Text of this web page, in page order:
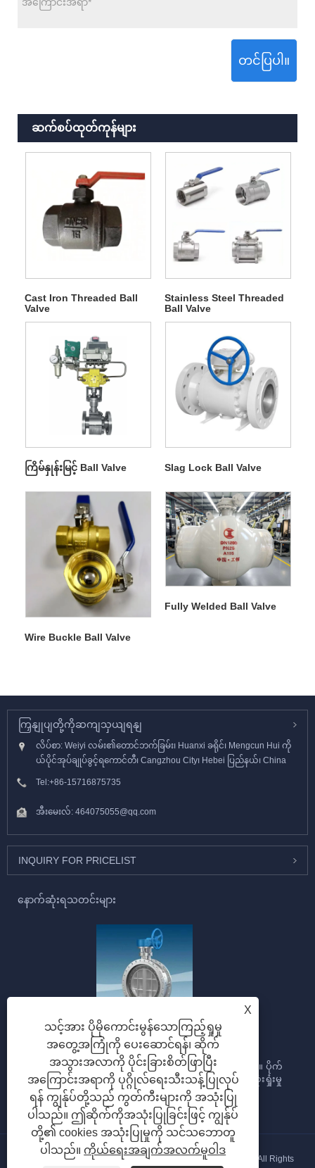
တင်ပြပါ။
ဆက်စပ်ထုတ်ကုန်များ
Cast Iron Threaded Ball
Valve
Stainless Steel Threaded
Ball Valve
ကြိမ်နှုန်းမြင့် Ball Valve Slag Lock Ball Valve
Wire Buckle Ball Valve
Fully Welded Ball Valve
ကြှနျုပျတို့ကိုဆကျသှယျရနျ
လိပ်စာ: Weiyi လမ်း၏တောင်ဘက်ခြမ်း၊ Huanxi ခရိုင်၊ Mengcun Hui ကို
ယ်ပိုင်အုပ်ချုပ်ခွင့်ရကောင်တီ၊ Cangzhou City၊ Hebei ပြည်နယ်၊ China
Tel:+86-15716875735
အီးမေးလ်: 464075055@qq.com
INQUIRY FOR PRICELIST
နောက်ဆုံးရသတင်းများ
လိပ်ပြာအဆို့ရှင်များ၏ သက်ဆိုင်သည့်အခြေအနေများ။
2026/02/04
Butterfly valve သည် flow regulation အတွက် သင့်လျော်သည်။ ပိုက်
လိုင်းအတွင်းရှိ လိပ်ပြာအဆို့ရှင်၏ သိသိသာသာ ဖိအားများ ဆုံးရှုံးမှု
ကြောင့်...
မူပိုင်ခွင့် © 2026 Hebei Gongchuang Fluid Equipment Co., Ltd. All Rights
X
သင့်အား ပိုမိုကောင်းမွန်သောကြည့်ရှုမှု
အတွေ့အကြုံကို ပေးဆောင်ရန်၊ ဆိုက်
အသွားအလာကို ပိုင်းခြားစိတ်ဖြာပြီး
အကြောင်းအရာကို ပုဂ္ဂိုလ်ရေးသီးသန့်ပြုလုပ်
ရန် ကျွန်ုပ်တို့သည် ကွတ်ကီးများကို အသုံးပြု
ပါသည်။ ဤဆိုက်ကိုအသုံးပြုခြင်းဖြင့် ကျွန်ုပ်
တို့၏ cookies အသုံးပြုမှုကို သင်သဘောတူ
ပါသည်။ ကိုယ်ရေးအချက်အလက်မူဝါဒ